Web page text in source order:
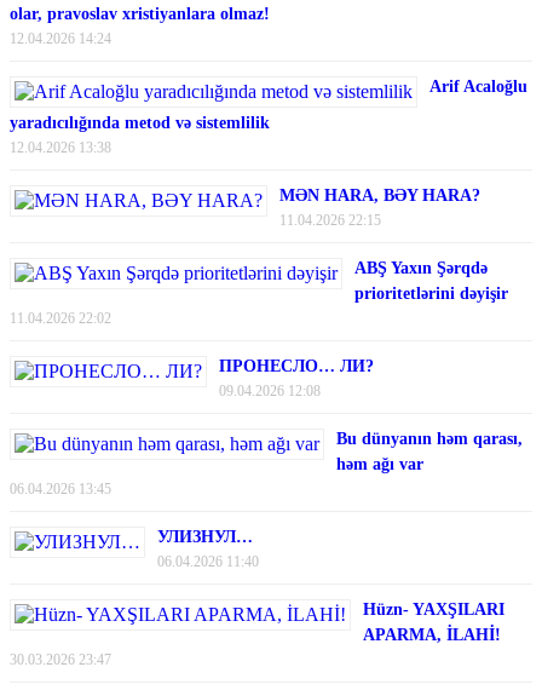
olar, pravoslav xristiyanlara olmaz!
12.04.2026 14:24
Arif Acaloğlu
yaradıcılığında metod və sistemlilik
12.04.2026 13:38
MƏN HARA, BƏY HARA?
11.04.2026 22:15
ABŞ Yaxın Şərqdə
prioritetlərini dəyişir
11.04.2026 22:02
ПРОНЕСЛО… ЛИ?
09.04.2026 12:08
Bu dünyanın həm qarası,
həm ağı var
06.04.2026 13:45
УЛИЗНУЛ…
06.04.2026 11:40
Hüzn- YAXŞILARI
APARMA, İLAHİ!
30.03.2026 23:47